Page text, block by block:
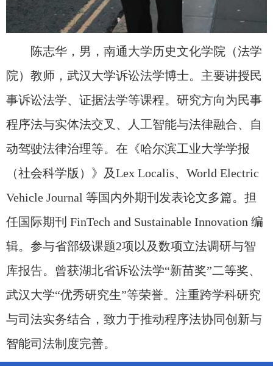
陈志华，男，南通大学历史文化学院（法学
院）教师，武汉大学诉讼法学博士。主要讲授民
事诉讼法学、证据法学等课程。研究方向为民事
程序法与实体法交叉、人工智能与法律融合、自
动驾驶法律治理等。在《哈尔滨工业大学学报
（社会科学版）》及Lex Localis、World Electric
Vehicle Journal 等国内外期刊发表论文多篇。担
任国际期刊 FinTech and Sustainable Innovation 编
辑。参与省部级课题2项以及数项立法调研与智
库报告。曾获湖北省诉讼法学“新苗奖”二等奖、
武汉大学“优秀研究生”等荣誉。注重跨学科研究
与司法实务结合，致力于推动程序法协同创新与
智能司法制度完善。